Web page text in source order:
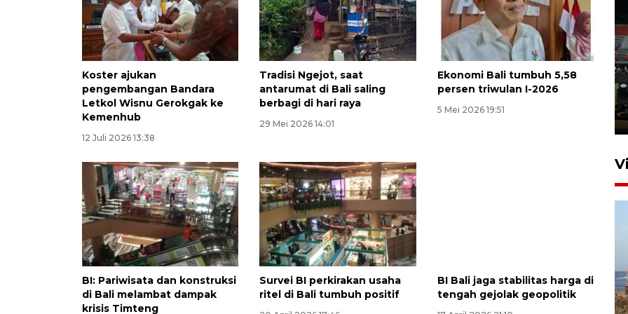
Koster ajukan
pengembangan Bandara
Letkol Wisnu Gerokgak ke
Kemenhub
12 Juli 2026 13:38
Tradisi Ngejot, saat
antarumat di Bali saling
berbagi di hari raya
29 Mei 2026 14:01
Ekonomi Bali tumbuh 5,58
persen triwulan I-2026
5 Mei 2026 19:51
BI: Pariwisata dan konstruksi
di Bali melambat dampak
krisis Timteng
Survei BI perkirakan usaha
ritel di Bali tumbuh positif
BI Bali jaga stabilitas harga di
tengah gejolak geopolitik
Tiga matra TNI unjuk
kemampuan tempur Perisai
Trisila Nusantara dalam
latihan di Kepri
5 Agustus 2026 16:28
Kemen LH, KKP, dan Gubernur